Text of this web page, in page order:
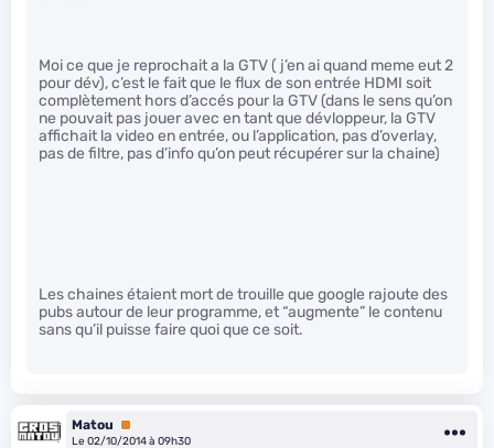
Moi ce que je reprochait a la GTV ( j’en ai quand meme eut 2
pour dév), c’est le fait que le flux de son entrée HDMI soit
complètement hors d’accés pour la GTV (dans le sens qu’on
ne pouvait pas jouer avec en tant que dévloppeur, la GTV
affichait la video en entrée, ou l’application, pas d’overlay,
pas de filtre, pas d’info qu’on peut récupérer sur la chaine)
Les chaines étaient mort de trouille que google rajoute des
pubs autour de leur programme, et “augmente” le contenu
sans qu’il puisse faire quoi que ce soit.
Matou
Premium
Le 02/10/2014 à 09h30